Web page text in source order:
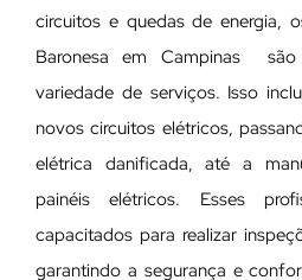
circuitos e quedas de energia,
Baronesa em Campinas são
variedade de serviços. Isso
novos circuitos elétricos,
elétrica danificada, até a
painéis elétricos. Esses
capacitados para realizar
garantindo a segurança e